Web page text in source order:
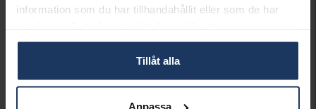
information som du har tillhandahållit eller som de har
Tillåt alla
Anpassa